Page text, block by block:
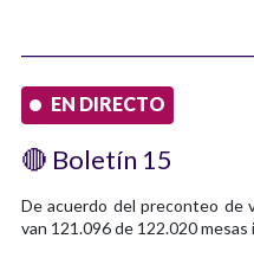
EN DIRECTO
🔴 Boletín 15
De acuerdo del preconteo de
van 121.096 de 122.020 mesas